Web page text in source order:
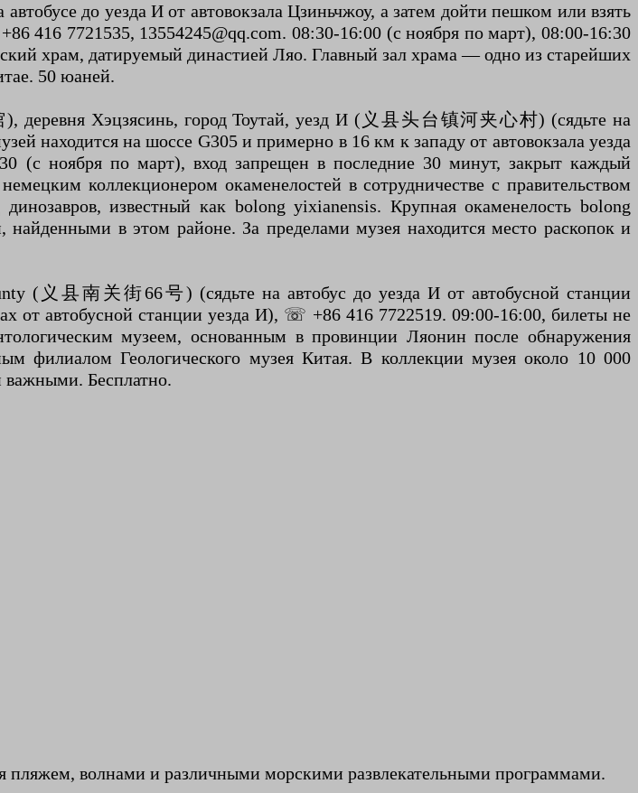
до уезда И от автовокзала Цзиньчжоу, а затем дойти пешком или взять
416 7721535, 13554245@qq.com. 08:30-16:00 (с ноября по март), 08:00-16:30
храм, датируемый династией Ляо. Главный зал храма — одно из старейших
50 юаней.
деревня Хэцзясинь, город Тоутай, уезд И (义县头台镇河夹心村) (сядьте на
находится на шоссе G305 и примерно в 16 км к западу от автовокзала уезда
ноября по март), вход запрещен в последние 30 минут, закрыт каждый
коллекционером окаменелостей в сотрудничестве с правительством
известный как bolong yixianensis. Крупная окаменелость bolong
в этом районе. За пределами музея находится место раскопок и
义县南关街66号) (сядьте на автобус до уезда И от автобусной станции
от автобусной станции уезда И), ☏ +86 416 7722519. 09:00-16:00, билеты не
музеем, основанным в провинции Ляонин после обнаружения
филиалом Геологического музея Китая. В коллекции музея около 10 000
важными. Бесплатно.
волнами и различными морскими развлекательными программами.